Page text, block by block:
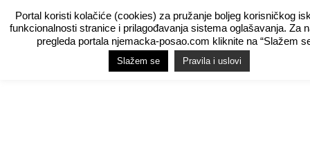
Portal koristi kolačiće (cookies) za pružanje boljeg korisničkog
funkcionalnosti stranice i prilagođavanja sistema oglašavanja. Za
pregleda portala njemacka-posao.com kliknite na “Slažem
Slažem se Pravila i uslovi